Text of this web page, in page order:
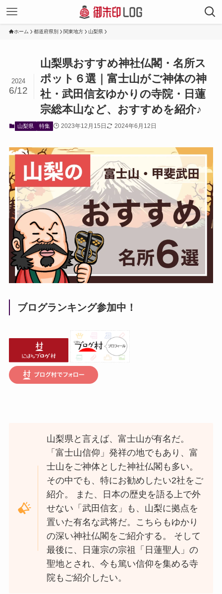
ホーム 都道府県別 関東地方 山梨県
山梨県おすすめ神社仏閣・名所ス
ポット６選｜富士山がご神体の神
社・武田信玄ゆかりの寺院・日蓮
宗総本山など、おすすめを紹介♪
2024
6/12
山梨県 特集 2023年12月15日 2024年6月12日
ブログランキング参加中！
山梨県と言えば、富士山が有名だ。
「富士山信仰」発祥の地でもあり、富
士山をご神体とした神社仏閣も多い。
その中でも、特にお勧めしたい2社をご
紹介。 また、日本の歴史を語る上で外
せない「武田信玄」も、山梨に拠点を
置いた有名な武将だ。こちらもゆかり
の深い神社仏閣をご紹介する。 そして
最後に、日蓮宗の宗祖「日蓮聖人」の
聖地とされ、今も篤い信仰を集める寺
院もご紹介したい。